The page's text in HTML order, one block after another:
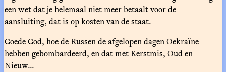
een wet dat je helemaal niet meer betaalt voor de
aansluiting, dat is op kosten van de staat.
Goede God, hoe de Russen de afgelopen dagen Oekraïne
hebben gebombardeerd, en dat met Kerstmis, Oud en
Nieuw...